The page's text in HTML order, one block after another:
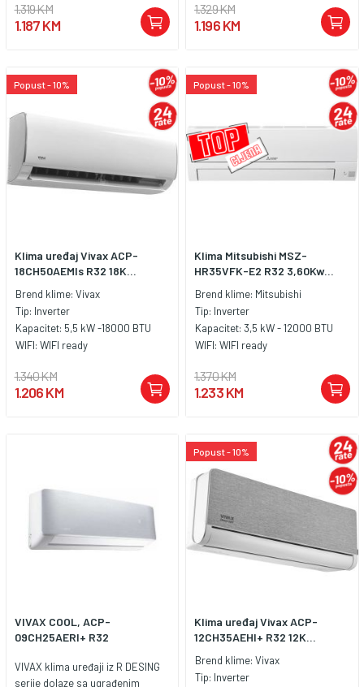
1.319 KM
1.187 KM
1.329 KM
1.196 KM
Popust - 10%
Klima uređaj Vivax ACP-
18CH50AEMIs R32 18K...
Brend klime: Vivax
Tip: Inverter
Kapacitet: 5,5 kW -18000 BTU
WIFI: WIFI ready
1.340 KM
1.206 KM
Popust - 10%
Klima Mitsubishi MSZ-
HR35VFK-E2 R32 3,60Kw...
Brend klime: Mitsubishi
Tip: Inverter
Kapacitet: 3,5 kW - 12000 BTU
WIFI: WIFI ready
1.370 KM
1.233 KM
VIVAX COOL, ACP-
09CH25AERI+ R32
VIVAX klima uređaji iz R DESING
serije dolaze sa ugrađenim
Popust - 10%
Klima uređaj Vivax ACP-
12CH35AEHI+ R32 12K...
Brend klime: Vivax
Tip: Inverter